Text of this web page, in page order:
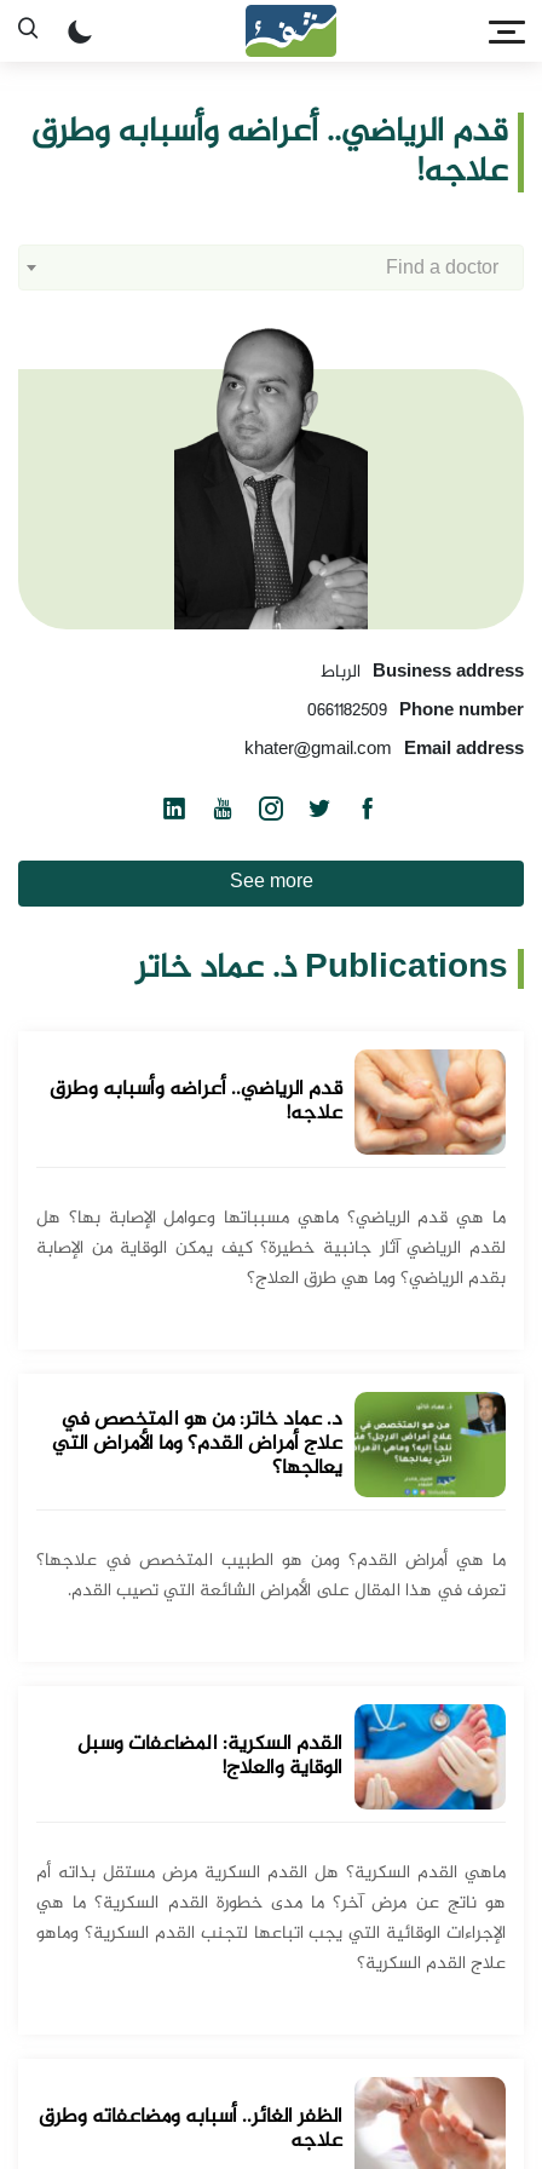
قدم الرياضي.. أعراضه وأسبابه وطرق
علاجه!
Find a doctor
الرباط Business address
0661182509 Phone number
khater@gmail.com Email address
See more
Publications ذ. عماد خاتر
قدم الرياضي.. أعراضه وأسبابه وطرق
علاجه!
ما هي قدم الرياضي؟ ماهي مسبباتها وعوامل الإصابة بها؟ هل
لقدم الرياضي آثار جانبية خطيرة؟ كيف يمكن الوقاية من الإصابة
بقدم الرياضي؟ وما هي طرق العلاج؟
د. عماد خاتر: من هو المتخصص في
علاج أمراض القدم؟ وما الأمراض التي
يعالجها؟
ما هي أمراض القدم؟ ومن هو الطبيب المتخصص في علاجها؟
تعرف في هذا المقال على الأمراض الشائعة التي تصيب القدم.
القدم السكرية: المضاعفات وسبل
الوقاية والعلاج!
ماهي القدم السكرية؟ هل القدم السكرية مرض مستقل بذاته أم
هو ناتج عن مرض آخر؟ ما مدى خطورة القدم السكرية؟ ما هي
الإجراءات الوقائية التي يجب اتباعها لتجنب القدم السكرية؟ وماهو
علاج القدم السكرية؟
الظفر الغائر.. أسبابه ومضاعفاته وطرق
علاجه